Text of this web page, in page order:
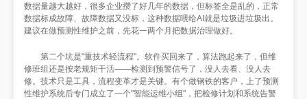
数据量越大越好，很多企业攒了好几年的数据，但标签全是乱的，正常
数据标成故障、故障数据又没标，这种数据喂给AI就是垃圾进垃圾出。
建议在做预测性维护之前，先花一两个月把数据治理做好。
第二个坑是"重技术轻流程"。软件买回来了，算法跑起来了，但维
修班组还是按老规矩干活——检测到预警信号了，没人去看、没人去
修。技术只是工具，流程变革才是关键。有个做钢铁的客户，上了预测
性维护系统后专门成立了一个"智能运维小组"，把检修计划和系统告警